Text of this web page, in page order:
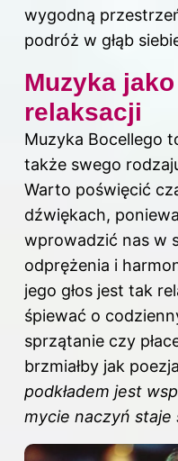
wygodną
podróż w głąb
Muzyka
relaksacji
Muzyka Bocellego
także swego
Warto poświęcić
dźwiękach,
wprowadzić nas w
odprężenia i
jego głos jest tak
śpiewać o
sprzątanie czy
brzmiałby jak
podkładem jest
mycie naczyń staje